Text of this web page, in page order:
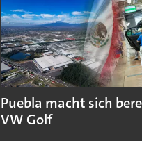
Puebla macht sich
VW Golf